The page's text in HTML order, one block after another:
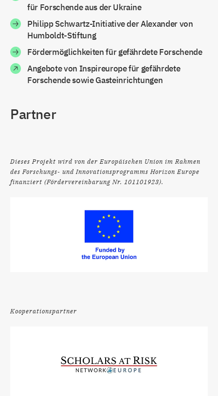
für Forschende aus der Ukraine
Philipp Schwartz-Initiative der Alexander von
Humboldt-Stiftung
Fördermöglichkeiten für gefährdete Forschende
Angebote von Inspireurope für gefährdete
Forschende sowie Gasteinrichtungen
Partner
Dieses Projekt wird von der Europäischen Union im Rahmen
des Forschungs- und Innovationsprogramms Horizon Europe
finanziert (Fördervereinbarung Nr. 101101923).
Kooperationspartner